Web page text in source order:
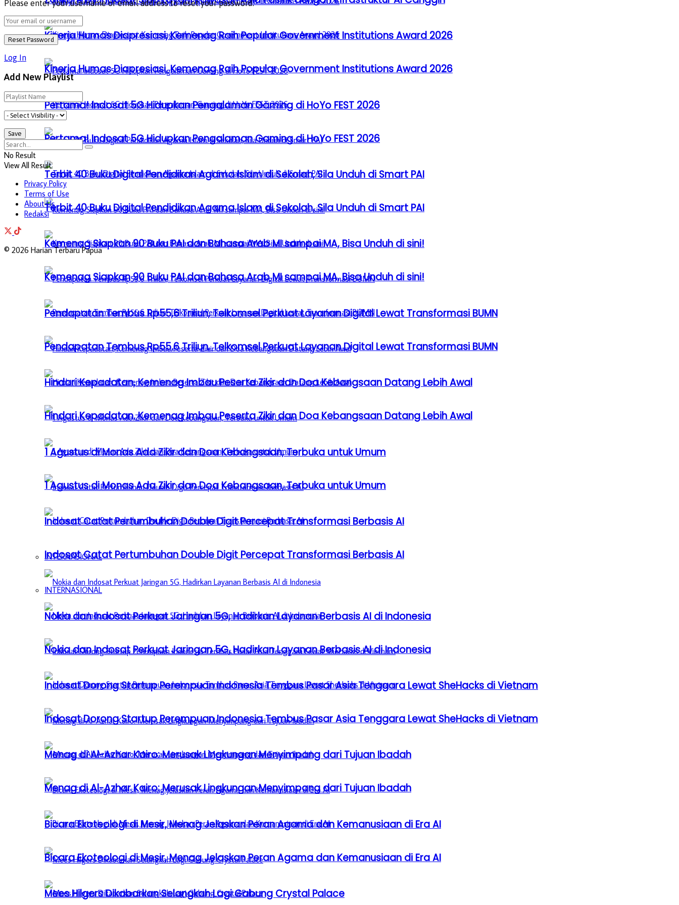
Kinerja Humas Diapresiasi, Kemenag Raih Popular Government Institutions Award 2026
Pertama! Indosat 5G Hidupkan Pengalaman Gaming di HoYo FEST 2026
Terbit 40 Buku Digital Pendidikan Agama Islam di Sekolah, Sila Unduh di Smart PAI
Kemenag Siapkan 90 Buku PAI dan Bahasa Arab MI sampai MA, Bisa Unduh di sini!
Pendapatan Tembus Rp55,6 Triliun, Telkomsel Perkuat Layanan Digital Lewat Transformasi BUMN
Hindari Kepadatan, Kemenag Imbau Peserta Zikir dan Doa Kebangsaan Datang Lebih Awal
1 Agustus di Monas Ada Zikir dan Doa Kebangsaan, Terbuka untuk Umum
Indosat Catat Pertumbuhan Double Digit Percepat Transformasi Berbasis AI
INTERNASIONAL
Nokia dan Indosat Perkuat Jaringan 5G, Hadirkan Layanan Berbasis AI di Indonesia
Indosat Dorong Startup Perempuan Indonesia Tembus Pasar Asia Tenggara Lewat SheHacks di Vietnam
Menag di Al-Azhar Kairo: Merusak Lingkungan Menyimpang dari Tujuan Ibadah
Bicara Ekoteologi di Mesir, Menag Jelaskan Peran Agama dan Kemanusiaan di Era AI
Mees Hilgers Dikabarkan Selangkah Lagi Gabung Crystal Palace
Kinerja Humas Diapresiasi, Kemenag Raih Popular Government Institutions Award 2026
Pertama! Indosat 5G Hidupkan Pengalaman Gaming di HoYo FEST 2026
Terbit 40 Buku Digital Pendidikan Agama Islam di Sekolah, Sila Unduh di Smart PAI
Kemenag Siapkan 90 Buku PAI dan Bahasa Arab MI sampai MA, Bisa Unduh di sini!
Pendapatan Tembus Rp55,6 Triliun, Telkomsel Perkuat Layanan Digital Lewat Transformasi BUMN
Hindari Kepadatan, Kemenag Imbau Peserta Zikir dan Doa Kebangsaan Datang Lebih Awal
1 Agustus di Monas Ada Zikir dan Doa Kebangsaan, Terbuka untuk Umum
Indosat Catat Pertumbuhan Double Digit Percepat Transformasi Berbasis AI
INTERNASIONAL
Nokia dan Indosat Perkuat Jaringan 5G, Hadirkan Layanan Berbasis AI di Indonesia
Indosat Dorong Startup Perempuan Indonesia Tembus Pasar Asia Tenggara Lewat SheHacks di Vietnam
Menag di Al-Azhar Kairo: Merusak Lingkungan Menyimpang dari Tujuan Ibadah
Bicara Ekoteologi di Mesir, Menag Jelaskan Peran Agama dan Kemanusiaan di Era AI
Please enter your username or email address to reset your password.
Log In
Add New Playlist
No Result
View All Result
Privacy Policy
Terms of Use
About Us
Redaksi
© 2026 Harian Terbaru Papua